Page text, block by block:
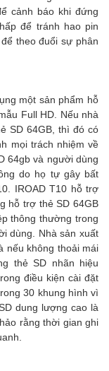
cảnh báo khi đứng
để tránh hao pin
theo đuổi sự phân
một sản phẩm hỗ
Full HD. Nếu nhà
SD 64GB, thì đó có
mọi trách nhiệm về
64gb và người dùng
do họ tự gây bất
IROAD T10 hỗ trợ
hỗ trợ thẻ SD 64GB
thông thường trong
dùng. Nhà sản xuất
nếu không thoải mái
thẻ SD nhãn hiệu
điều kiện cài đặt
30 khung hình vì
dung lượng cao là
rằng thời gian ghi